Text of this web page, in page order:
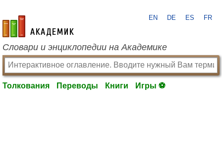
academic.ru
EN DE ES FR
Словари и энциклопедии на Академике
Толкования Переводы Книги Игры ⚽